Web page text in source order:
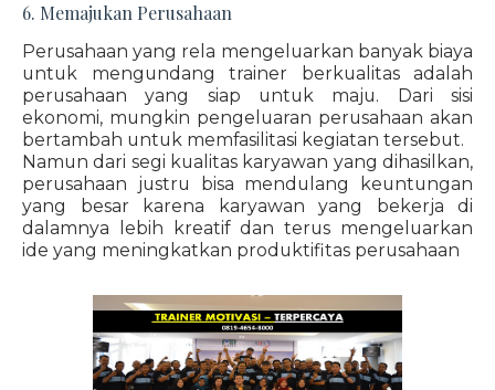
6. Memajukan Perusahaan
Perusahaan yang rela mengeluarkan banyak biaya
untuk mengundang trainer berkualitas adalah
perusahaan yang siap untuk maju. Dari sisi
ekonomi, mungkin pengeluaran perusahaan akan
bertambah untuk memfasilitasi kegiatan tersebut.
Namun dari segi kualitas karyawan yang dihasilkan,
perusahaan justru bisa mendulang keuntungan
yang besar karena karyawan yang bekerja di
dalamnya lebih kreatif dan terus mengeluarkan
ide yang meningkatkan produktifitas perusahaan